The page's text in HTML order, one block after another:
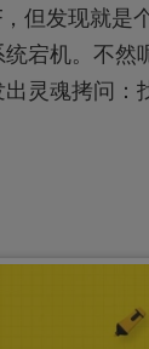
但发现就是
宕机。不然
灵魂拷问：